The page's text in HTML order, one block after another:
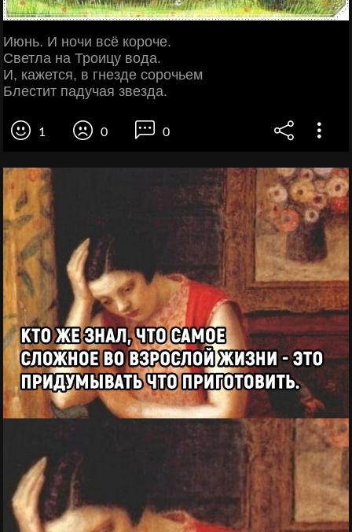
Июнь. И ночи всё короче.
Светла на Троицу вода.
И, кажется, в гнезде сорочьем
Блестит падучая звезда.
1 0 0